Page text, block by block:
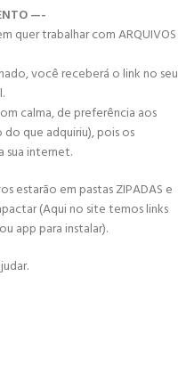
—-
quer trabalhar com ARQUIVOS
você receberá o link no seu
calma, de preferência aos
que adquiriu), pois os
sua internet.
estarão em pastas ZIPADAS e
(Aqui no site temos links
app para instalar).